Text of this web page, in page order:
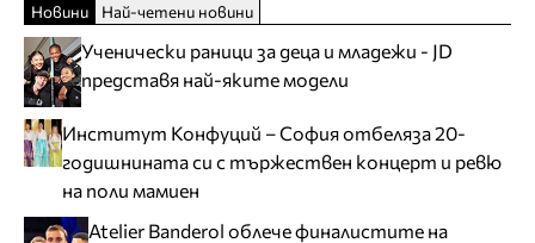
Новини Най-четени новини
Ученически раници за деца и младежи - JD
представя най-яките модели
Институт Конфуций – София отбеляза 20-
годишнината си с тържествен концерт и ревю
на поли мамиен
Atelier Banderol облече финалистите на